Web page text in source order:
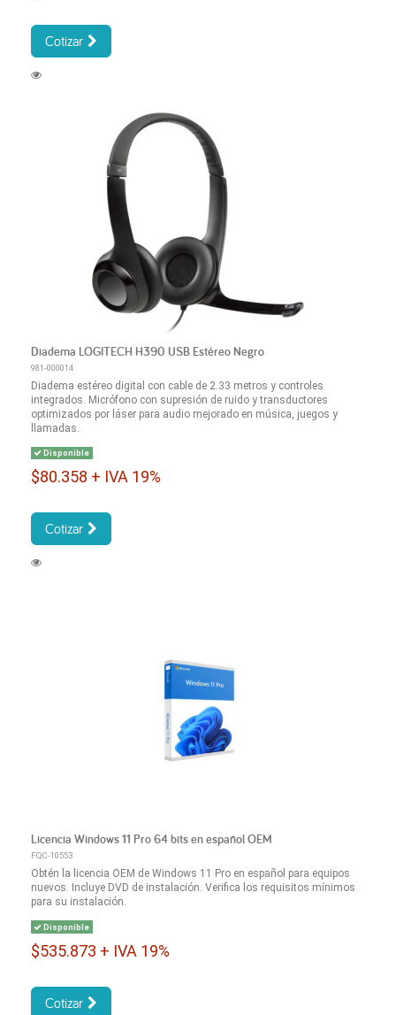
Cotizar
Diadema LOGITECH H390 USB Estéreo Negro
981-000014
Diadema estéreo digital con cable de 2.33 metros y controles
integrados. Micrófono con supresión de ruido y transductores
optimizados por láser para audio mejorado en música, juegos y
llamadas.
Disponible
$80.358 + IVA 19%
Cotizar
Licencia Windows 11 Pro 64 bits en español OEM
FQC-10553
Obtén la licencia OEM de Windows 11 Pro en español para equipos
nuevos. Incluye DVD de instalación. Verifica los requisitos mínimos
para su instalación.
Disponible
$535.873 + IVA 19%
Cotizar